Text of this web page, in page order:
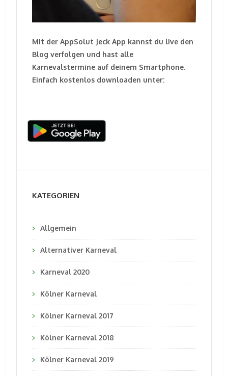
Mit der AppSolut Jeck App kannst du live den
Blog verfolgen und hast alle
Karnevalstermine auf deinem Smartphone.
Einfach kostenlos downloaden unter:
KATEGORIEN
Allgemein
Alternativer Karneval
Karneval 2020
Kölner Karneval
Kölner Karneval 2017
Kölner Karneval 2018
Kölner Karneval 2019